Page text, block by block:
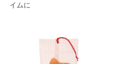
イムに